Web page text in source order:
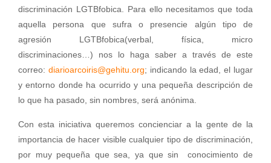
discriminación LGTBfobica. Para ello necesitamos que toda
aquella persona que sufra o presencie algún tipo de
agresión LGTBfobica(verbal, física, micro
discriminaciones…) nos lo haga saber a través de este
correo: diarioarcoiris@gehitu.org; indicando la edad, el lugar
y entorno donde ha ocurrido y una pequeña descripción de
lo que ha pasado, sin nombres, será anónima.
Con esta iniciativa queremos concienciar a la gente de la
importancia de hacer visible cualquier tipo de discriminación,
por muy pequeña que sea, ya que sin conocimiento de